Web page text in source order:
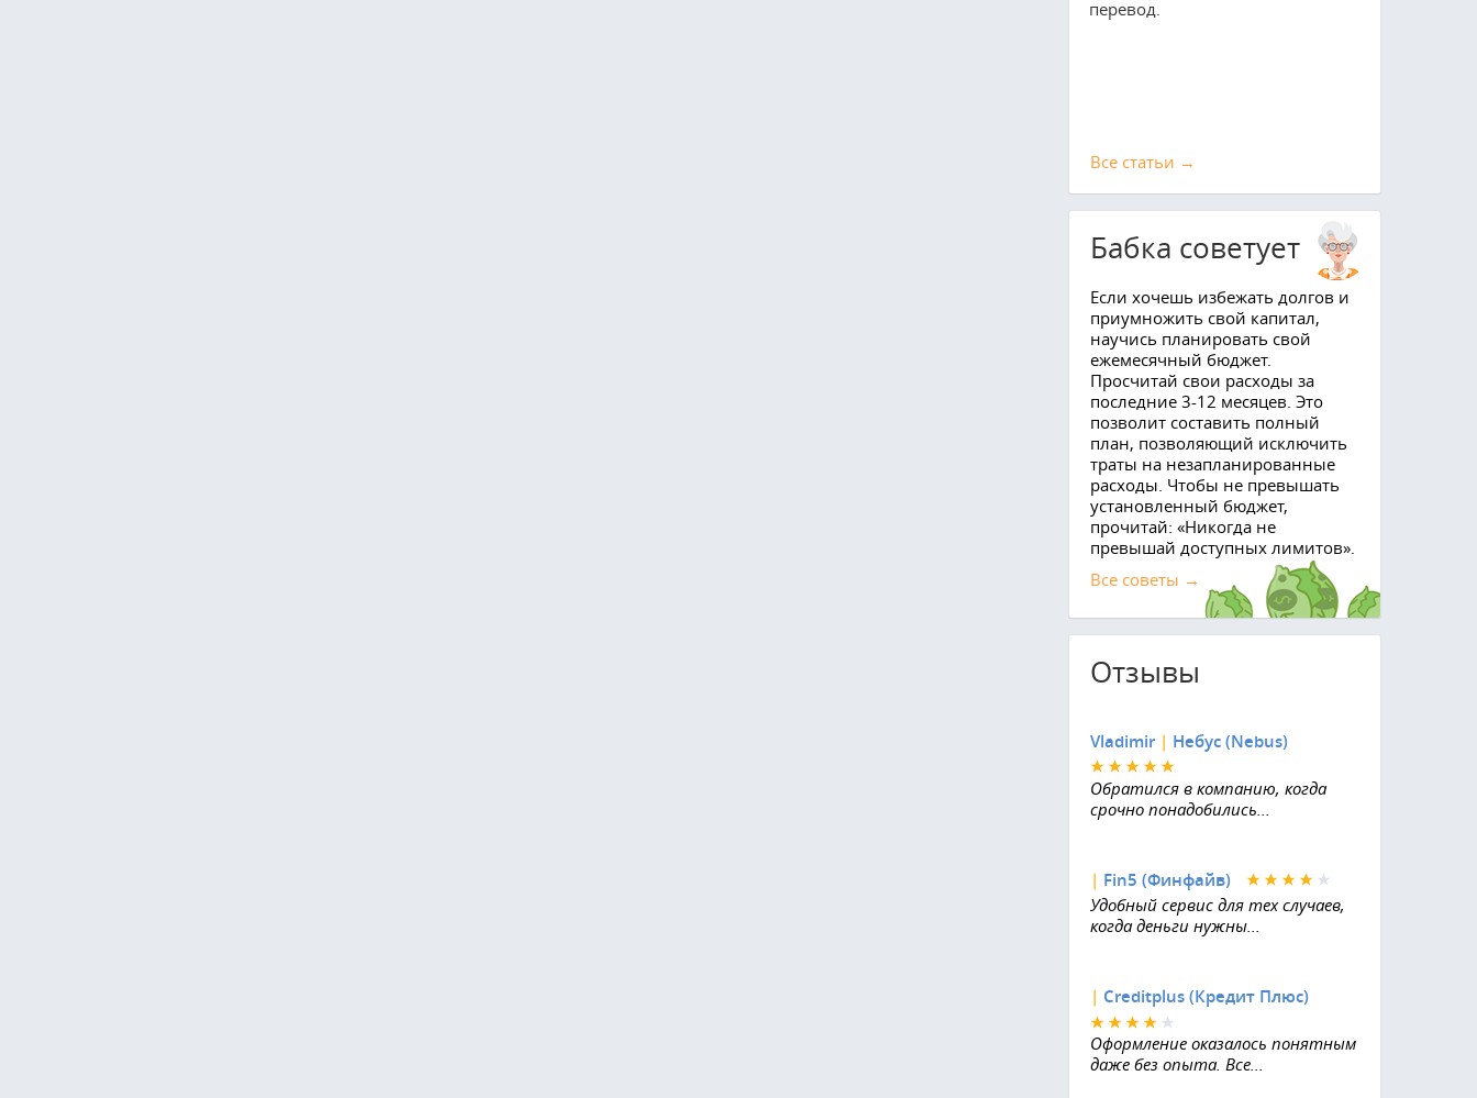
перевод.
Все cтатьи →
Бабка советует
Если хочешь избежать долгов и
приумножить свой капитал,
научись планировать свой
ежемесячный бюджет.
Просчитай свои расходы за
последние 3-12 месяцев. Это
позволит составить полный
план, позволяющий исключить
траты на незапланированные
расходы. Чтобы не превышать
установленный бюджет,
прочитай: «Никогда не
превышай доступных лимитов».
Все советы →
Отзывы
Vladimir | Небус (Nebus)
Обратился в компанию, когда
срочно понадобились...
| Fin5 (Финфайв)
Удобный сервис для тех случаев,
когда деньги нужны...
| Creditplus (Кредит Плюс)
Оформление оказалось понятным
даже без опыта. Все...